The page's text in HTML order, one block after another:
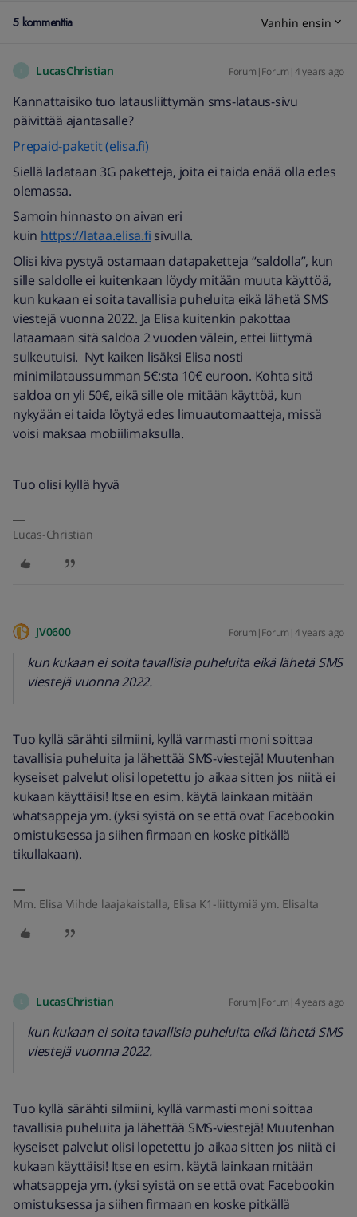
5 kommenttia Vanhin ensin
LucasChristian Forum|Forum|4 years ago
Kannattaisiko tuo latausliittymän sms-lataus-sivu
päivittää ajantasalle?
Prepaid-paketit (elisa.fi)
Siellä ladataan 3G paketteja, joita ei taida enää olla edes
olemassa.
Samoin hinnasto on aivan eri
kuin https://lataa.elisa.fi sivulla.
Olisi kiva pystyä ostamaan datapaketteja “saldolla”, kun
sille saldolle ei kuitenkaan löydy mitään muuta käyttöä,
kun kukaan ei soita tavallisia puheluita eikä lähetä SMS
viestejä vuonna 2022. Ja Elisa kuitenkin pakottaa
lataamaan sitä saldoa 2 vuoden välein, ettei liittymä
sulkeutuisi. Nyt kaiken lisäksi Elisa nosti
minimilataussumman 5€:sta 10€ euroon. Kohta sitä
saldoa on yli 50€, eikä sille ole mitään käyttöä, kun
nykyään ei taida löytyä edes limuautomaatteja, missä
voisi maksaa mobiilimaksulla.
Tuo olisi kyllä hyvä
Lucas-Christian
JV0600 Forum|Forum|4 years ago
kun kukaan ei soita tavallisia puheluita eikä lähetä SMS
viestejä vuonna 2022.
Tuo kyllä särähti silmiini, kyllä varmasti moni soittaa
tavallisia puheluita ja lähettää SMS-viestejä! Muutenhan
kyseiset palvelut olisi lopetettu jo aikaa sitten jos niitä ei
kukaan käyttäisi! Itse en esim. käytä lainkaan mitään
whatsappeja ym. (yksi syistä on se että ovat Facebookin
omistuksessa ja siihen firmaan en koske pitkällä
tikullakaan).
Mm. Elisa Viihde laajakaistalla, Elisa K1-liittymiä ym. Elisalta
LucasChristian Forum|Forum|4 years ago
kun kukaan ei soita tavallisia puheluita eikä lähetä SMS
viestejä vuonna 2022.
Tuo kyllä särähti silmiini, kyllä varmasti moni soittaa
tavallisia puheluita ja lähettää SMS-viestejä! Muutenhan
kyseiset palvelut olisi lopetettu jo aikaa sitten jos niitä ei
kukaan käyttäisi! Itse en esim. käytä lainkaan mitään
whatsappeja ym. (yksi syistä on se että ovat Facebookin
omistuksessa ja siihen firmaan en koske pitkällä